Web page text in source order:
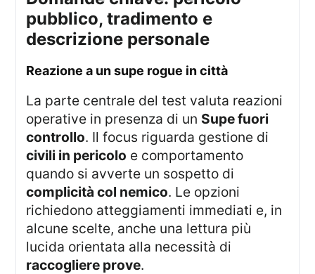
pubblico, tradimento e
descrizione personale
reazione a un supe rogue in città
La parte centrale del test valuta reazioni
operative in presenza di un Supe fuori
controllo. Il focus riguarda gestione di
civili in pericolo e comportamento
quando si avverte un sospetto di
complicità col nemico. Le opzioni
richiedono atteggiamenti immediati e, in
alcune scelte, anche una lettura più
lucida orientata alla necessità di
raccogliere prove.